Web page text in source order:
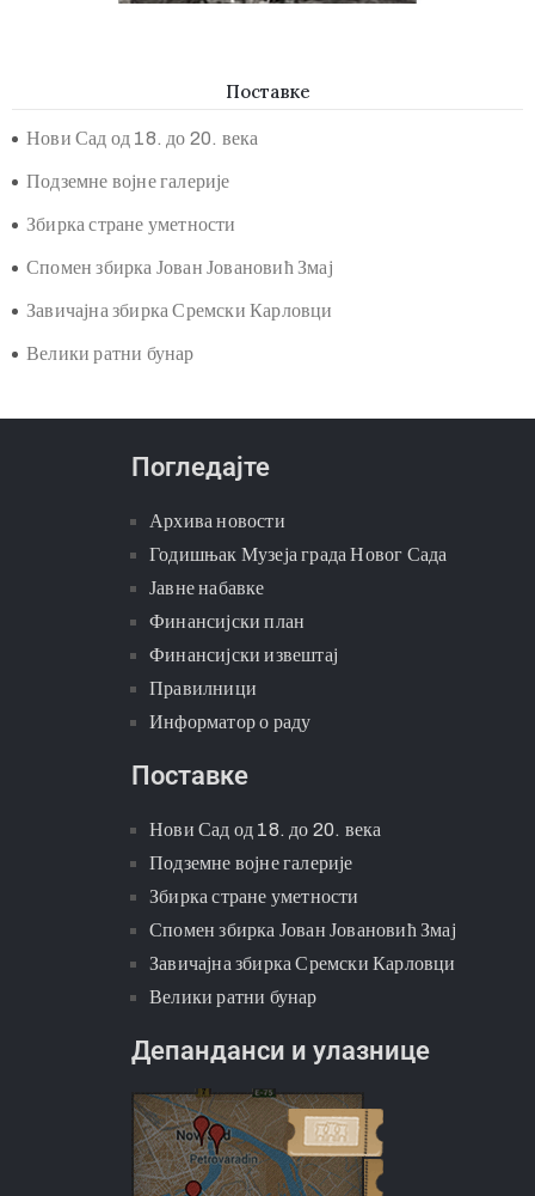
Поставке
Нови Сад од 18. до 20. века
Подземне војне галерије
Збирка стране уметности
Спомен збирка Јован Јовановић Змај
Завичајна збирка Сремски Карловци
Велики ратни бунар
Погледајте
Архива новости
Годишњак Музеја града Новог Сада
Јавне набавке
Финансијски план
Финансијски извештај
Правилници
Информатор о раду
Поставке
Нови Сад од 18. до 20. века
Подземне војне галерије
Збирка стране уметности
Спомен збирка Јован Јовановић Змај
Завичајна збирка Сремски Карловци
Велики ратни бунар
Депанданси и улазнице